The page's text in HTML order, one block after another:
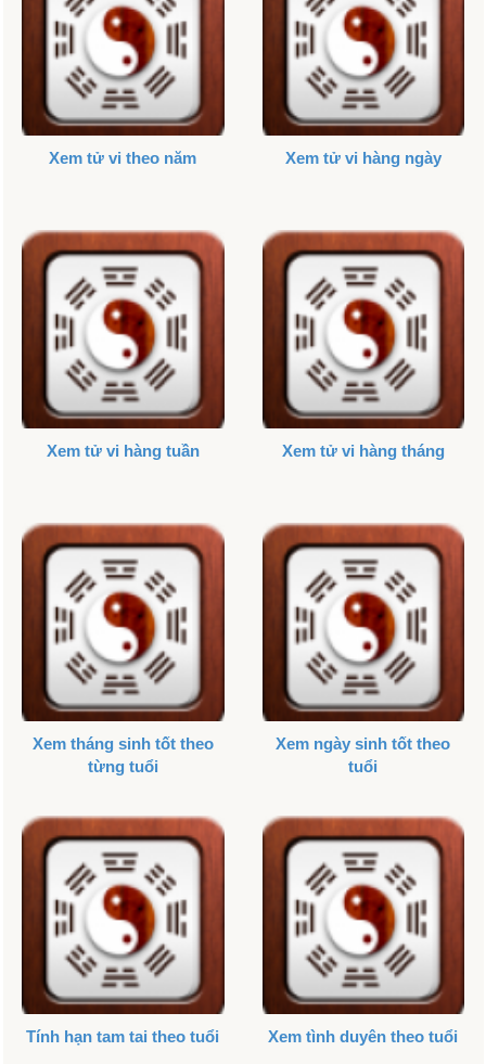
Xem tử vi theo năm Xem tử vi hàng ngày
Xem tử vi hàng tuần Xem tử vi hàng tháng
Xem tháng sinh tốt theo
từng tuổi
Xem ngày sinh tốt theo
tuổi
Tính hạn tam tai theo tuổi Xem tình duyên theo tuổi